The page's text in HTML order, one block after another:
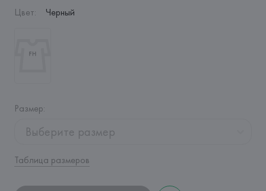
Цвет: Черный
Размер:
Выберите размер
Таблица размеров